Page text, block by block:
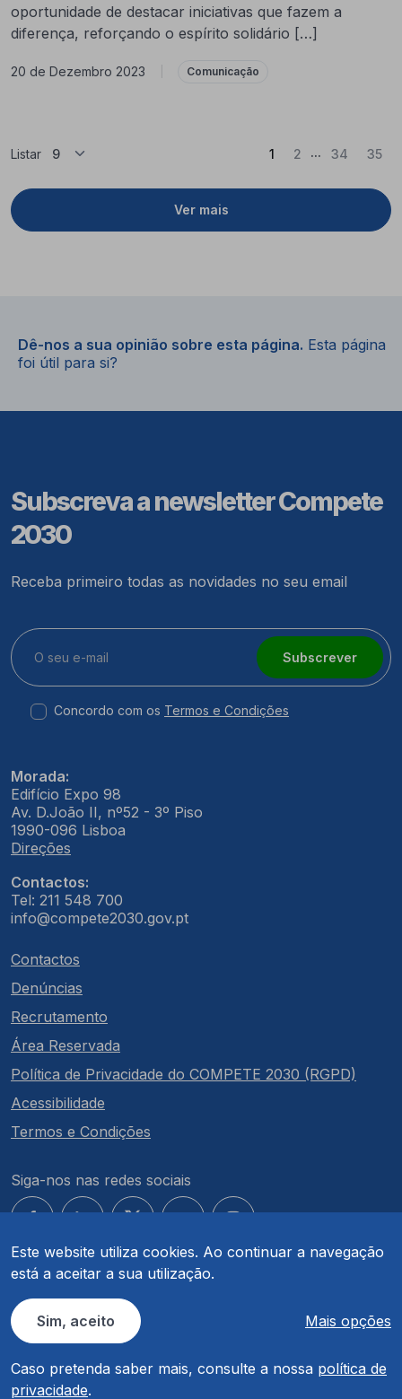
Este website utiliza cookies. Ao continuar a navegação
está a aceitar a sua utilização.
Sim, aceito Mais opções
Caso pretenda saber mais, consulte a nossa política de
privacidade.
oportunidade de destacar iniciativas que fazem a
diferença, reforçando o espírito solidário […]
20 de Dezembro 2023 Comunicação
Listar
Ver mais
1 (Atual)
2 ... 34 35
Dê-nos a sua opinião sobre esta página. Esta página
foi útil para si?
Subscreva a newsletter Compete
2030
Receba primeiro todas as novidades no seu email
Subscrever
Concordo com os Termos e Condições
Morada:
Edifício Expo 98
Av. D.João II, nº52 - 3º Piso
1990-096 Lisboa
Direções
Contactos:
Tel: 211 548 700
info@compete2030.gov.pt
Contactos
Denúncias
Recrutamento
Área Reservada
Política de Privacidade do COMPETE 2030 (RGPD)
Acessibilidade
Termos e Condições
Siga-nos nas redes sociais
© COMPETE 2030. Todos os direitos reservados.